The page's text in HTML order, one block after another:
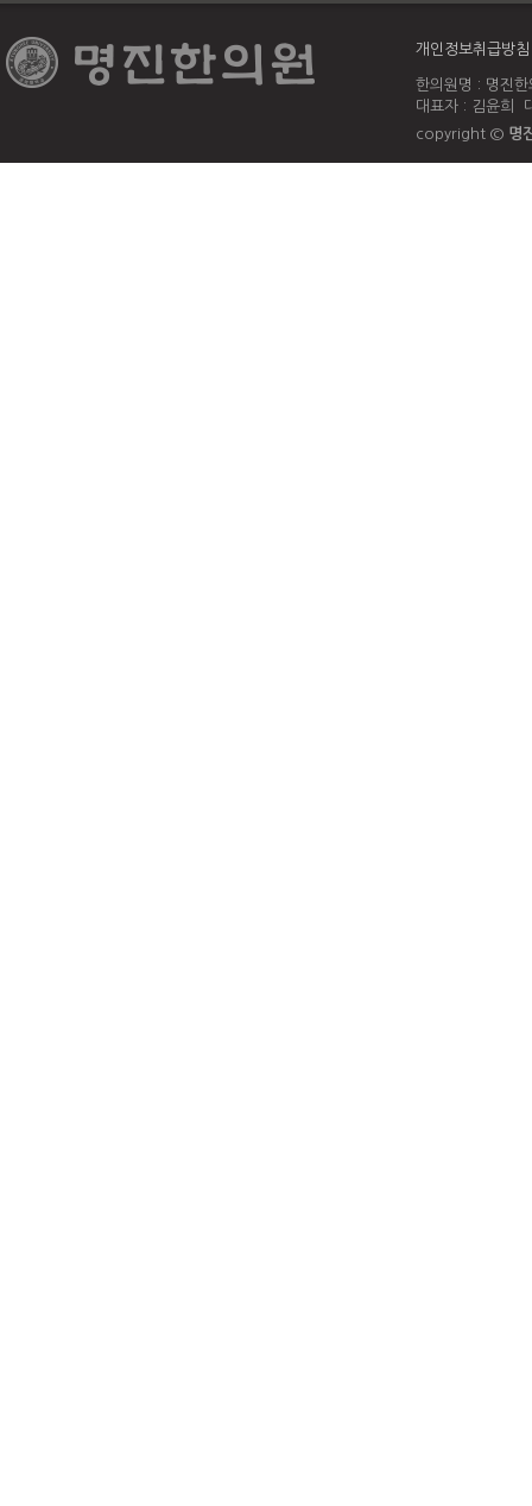
개인정보취급방침
한의원명 : 명진
대표자 : 김윤희
copyright © 명